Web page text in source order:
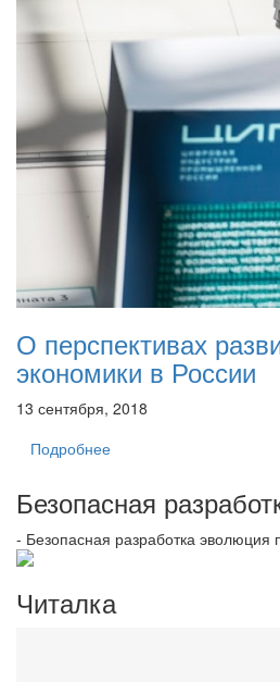
О перспективах
экономики в России
13 сентября, 2018
Подробнее
Безопасная
- Безопасная разработка эволюция
Читалка